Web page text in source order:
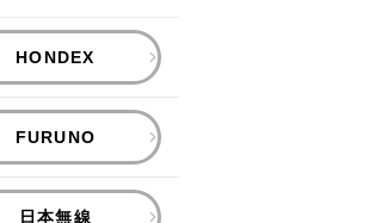
HONDEX
FURUNO
日本無線